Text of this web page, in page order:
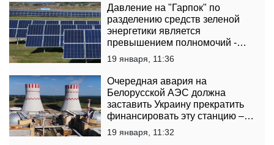
Давление на "Гарпок" по
разделению средств зеленой
энергетики является
превышением полномочий -
юрист
19 января, 11:36
Очередная авария на
Белорусской АЭС должна
заставить Украину прекратить
финансировать эту станцию –
Наливайченко
19 января, 11:32